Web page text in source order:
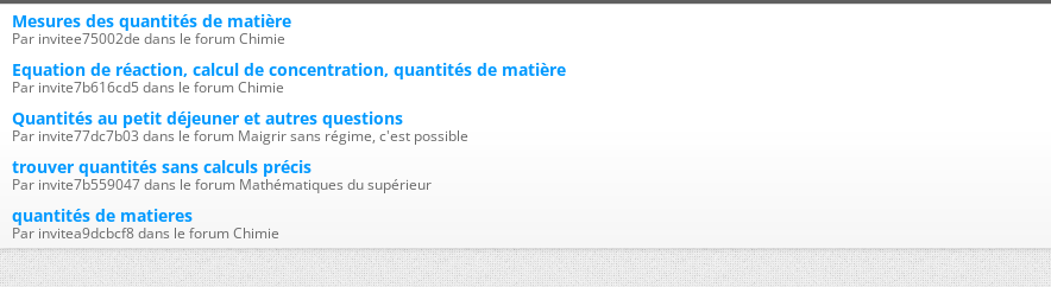
Mesures des quantités de matière
Par invitee75002de dans le forum Chimie
Equation de réaction, calcul de concentration, quantités de matière
Par invite7b616cd5 dans le forum Chimie
Quantités au petit déjeuner et autres questions
Par invite77dc7b03 dans le forum Maigrir sans régime, c'est possible
trouver quantités sans calculs précis
Par invite7b559047 dans le forum Mathématiques du supérieur
quantités de matieres
Par invitea9dcbcf8 dans le forum Chimie